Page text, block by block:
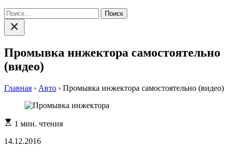
Найти:
Закрыть
поиск
Промывка инжектора самостоятельно
(видео)
Главная › Авто › Промывка инжектора самостоятельно (видео)
Расчетное
чтения
1 мин. чтения
14.12.2016